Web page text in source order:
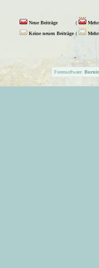
Neue Beiträge (
Keine neuen Beiträge (
Forensoftware: